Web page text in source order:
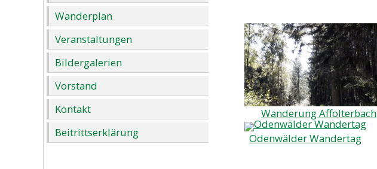
Wanderplan
Veranstaltungen
Bildergalerien
Vorstand
Kontakt
Beitrittserklärung
Wanderung Affolterbach
Odenwälder Wandertag